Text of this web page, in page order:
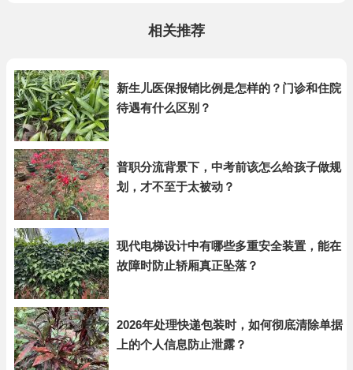
相关推荐
新生儿医保报销比例是怎样的？门诊和住院
待遇有什么区别？
普职分流背景下，中考前该怎么给孩子做规
划，才不至于太被动？
现代电梯设计中有哪些多重安全装置，能在
故障时防止轿厢真正坠落？
2026年处理快递包装时，如何彻底清除单据
上的个人信息防止泄露？